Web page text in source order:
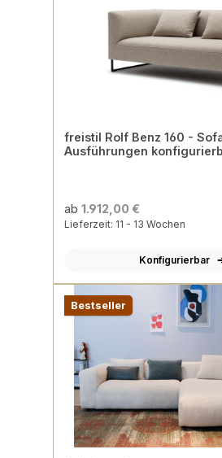
freistil Rolf Benz 160 -
Ausführungen
ab 1.912,00 €
Lieferzeit: 11 - 13 Wochen
Konfigurierbar
Bestseller